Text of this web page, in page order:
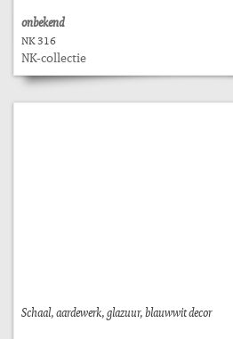
onbekend
NK 316
NK-collectie
Schaal, aardewerk, glazuur, blauwwit decor